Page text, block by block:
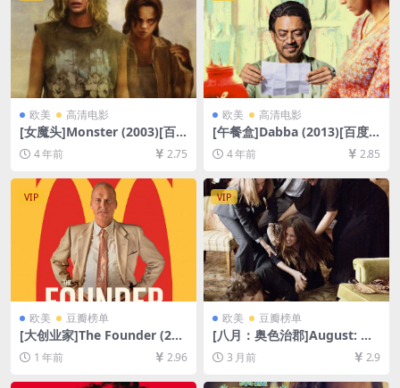
欧美 高清电影
[女魔头]Monster (2003)[百
度网盘+迅雷云盘资源1080P
超清未删减][MP4/7GB][中英
4 年前 2.75
欧美 高清电影
[午餐盒]Dabba (2013)[百度
网盘+迅雷云盘资源1080P超
清未删减][MP4/6.2GB][中文
4 年前 2.85
VIP
欧美 豆瓣榜单
[大创业家]The Founder (201
6)[百度网盘+夸克网盘1080P
超清未删减资源][网盘在线播
放/下载][MP4/7.4GB][中英字
1 年前 2.96
VIP
欧美 豆瓣榜单
[八月：奥色治郡]August: Os
age County (2013)[百度网盘
+夸克网盘1080P超清未删减
资源][网盘在线播放/下载][MP
3 月前 2.9